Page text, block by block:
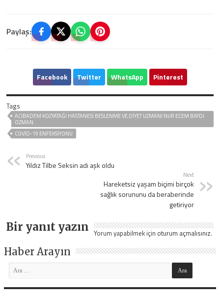
Paylaş:
Facebook Twitter WhatsApp Pinterest
Tags
ACIBADEM KOZYATAĞI HASTANESI BESLENME VE DIYET UZMANI NUR ECEM BAYDI
OZMAN
COVID-19 ENFEKSIYONU
Previous
Yıldız Tilbe Seksin adı aşk oldu
Next
Hareketsiz yaşam biçimi birçok
sağlık sorununu da beraberinde
getiriyor
Bir yanıt yazın Yorum yapabilmek için oturum açmalısınız.
Haber Arayın